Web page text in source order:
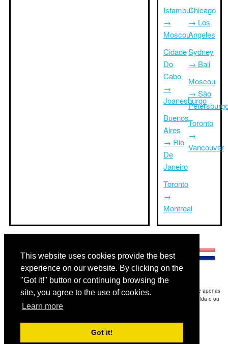
This website uses cookies provide the best
experience on our website. By clicking on the
"Got it!" button or continuing browsing the
site, you agree to the use of cookies.
Learn more
Got it!
Istambul
→
Moscou
Cidade
Do
Cabo
→
Joanesburgo
Buenos
Aires
→ Rio
De
Janeiro
Toronto
→
Montreal
Chicago
→ Los
Angeles
Sydney
→ Bali
Moscou
→ São
Toronto
→
Vancouver
Disclaimer: As informações apresentadas neste site é a nossa melhor estimativa e apenas
para sua referência.Triptimeto.com não se responsabiliza por qualquer atraso de ida e ou
consequentes danos / resultou das informações fornecidas.
Copyright 2015-2026
Contact Usfor feedback.